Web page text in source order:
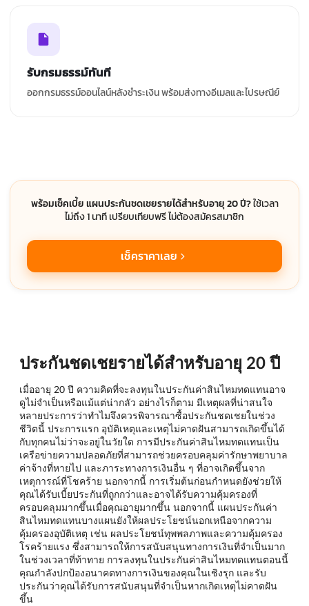
รับกรมธรรม์ทันที
ออกกรมธรรม์ออนไลน์หลังชำระเงิน พร้อมส่งทางอีเมลและไปรษณีย์
พร้อมเช็คเบี้ย แผนประกันชดเชยรายได้สำหรับอายุ 20 ปี?ใช้เวลา
ไม่ถึง 1 นาที เปรียบเทียบฟรี ไม่ต้องสมัครสมาชิก
เช็คราคาเลย
ประกันชดเชยรายได้สำหรับอายุ 20 ปี
เมื่ออายุ 20 ปี ความคิดที่จะลงทุนในประกันค่าสินไหมทดแทนอาจ
ดูไม่จำเป็นหรือแม้แต่น่ากลัว อย่างไรก็ตาม มีเหตุผลที่น่าสนใจ
หลายประการว่าทำไมจึงควรพิจารณาซื้อประกันชดเชยในช่วง
ชีวิตนี้ ประการแรก อุบัติเหตุและเหตุไม่คาดฝันสามารถเกิดขึ้นได้
กับทุกคนไม่ว่าจะอยู่ในวัยใด การมีประกันค่าสินไหมทดแทนเป็น
เครือข่ายความปลอดภัยที่สามารถช่วยครอบคลุมค่ารักษาพยาบาล
ค่าจ้างที่หายไป และภาระทางการเงินอื่น ๆ ที่อาจเกิดขึ้นจาก
เหตุการณ์ที่โชคร้าย นอกจากนี้ การเริ่มต้นก่อนกำหนดยังช่วยให้
คุณได้รับเบี้ยประกันที่ถูกกว่าและอาจได้รับความคุ้มครองที่
ครอบคลุมมากขึ้นเมื่อคุณอายุมากขึ้น นอกจากนี้ แผนประกันค่า
สินไหมทดแทนบางแผนยังให้ผลประโยชน์นอกเหนือจากความ
คุ้มครองอุบัติเหตุ เช่น ผลประโยชน์ทุพพลภาพและความคุ้มครอง
โรคร้ายแรง ซึ่งสามารถให้การสนับสนุนทางการเงินที่จำเป็นมาก
ในช่วงเวลาที่ท้าทาย การลงทุนในประกันค่าสินไหมทดแทนตอนนี้
คุณกำลังปกป้องอนาคตทางการเงินของคุณในเชิงรุก และรับ
ประกันว่าคุณได้รับการสนับสนุนที่จำเป็นหากเกิดเหตุไม่คาดฝัน
ขึ้น